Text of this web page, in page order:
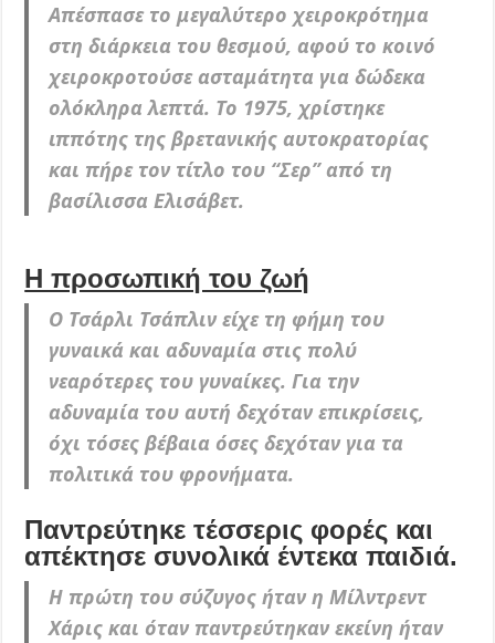
Απέσπασε το μεγαλύτερο χειροκρότημα
στη διάρκεια του θεσμού, αφού το κοινό
χειροκροτούσε ασταμάτητα για δώδεκα
ολόκληρα λεπτά. Το 1975, χρίστηκε
ιππότης της βρετανικής αυτοκρατορίας
και πήρε τον τίτλο του “Σερ” από τη
βασίλισσα Ελισάβετ.
Η προσωπική του ζωή
Ο Τσάρλι Τσάπλιν είχε τη φήμη του
γυναικά και αδυναμία στις πολύ
νεαρότερες του γυναίκες. Για την
αδυναμία του αυτή δεχόταν επικρίσεις,
όχι τόσες βέβαια όσες δεχόταν για τα
πολιτικά του φρονήματα.
Παντρεύτηκε τέσσερις φορές και
απέκτησε συνολικά έντεκα παιδιά.
Η πρώτη του σύζυγος ήταν η Μίλντρεντ
Χάρις και όταν παντρεύτηκαν εκείνη ήταν